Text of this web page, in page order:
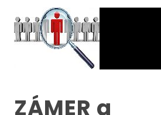
ZÁMER a